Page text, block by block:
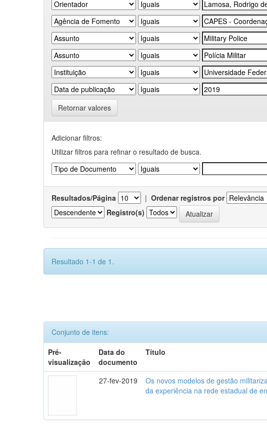
Retornar valores
Adicionar filtros:
Utilizar filtros para refinar o resultado de busca.
Resultados/Página | Ordenar registros por
Registro(s)
Resultado 1-1 de 1.
Conjunto de itens:
Pré-
visualização
Data do
documento
Título
27-fev-2019
Os novos modelos de gestão
da experiência na rede estadual de